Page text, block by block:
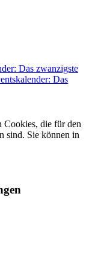
Das zwanzigste
Das
Cookies, die für den
sind. Sie können in